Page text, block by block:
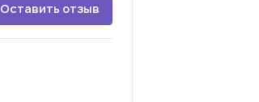
Оставить отзыв